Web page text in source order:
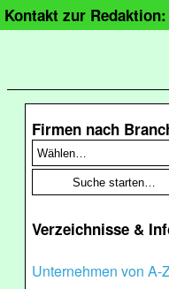
Kontakt zur Redaktion:
Firmen nach
Verzeichnisse &
Unternehmen von A-